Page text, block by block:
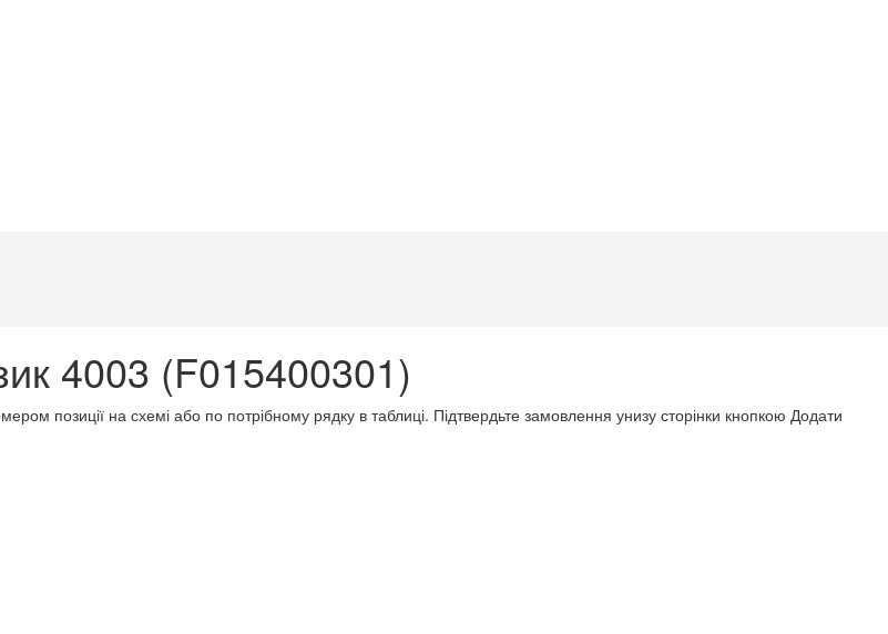
4003 (F015400301)
позиції на схемі або по потрібному рядку в таблиці. Підтвердьте замовлення унизу сторінки кнопкою Додати